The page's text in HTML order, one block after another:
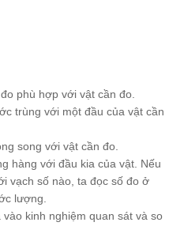
phù hợp với vật cần đo.
trùng với một đầu của vật cần
song với vật cần đo.
hàng với đầu kia của vật. Nếu
vạch số nào, ta đọc số đo ở
lượng.
vào kinh nghiệm quan sát và so